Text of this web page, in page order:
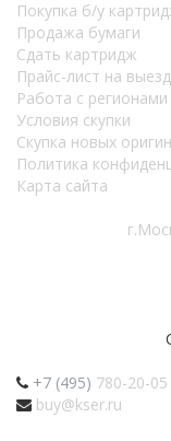
Покупка б/у
Продажа бумаги
Сдать картридж
Прайс-лист на выезд
Работа с регионами
Условия скупки
Скупка новых
Политика
Карта сайта
+7 (495) 780-20-05
buy@kser.ru